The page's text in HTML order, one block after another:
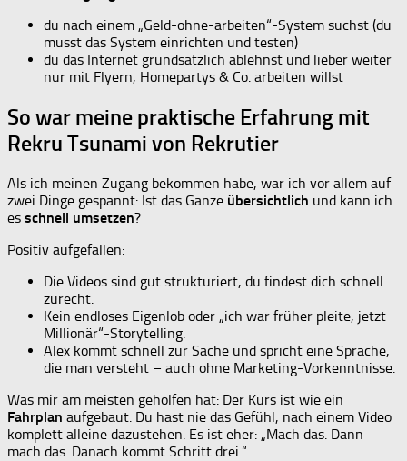
du nach einem „Geld-ohne-arbeiten“-System suchst (du
musst das System einrichten und testen)
du das Internet grundsätzlich ablehnst und lieber weiter
nur mit Flyern, Homepartys & Co. arbeiten willst
So war meine praktische Erfahrung mit
Rekru Tsunami von Rekrutier
Als ich meinen Zugang bekommen habe, war ich vor allem auf
zwei Dinge gespannt: Ist das Ganze übersichtlich und kann ich
es schnell umsetzen?
Positiv aufgefallen:
Die Videos sind gut strukturiert, du findest dich schnell
zurecht.
Kein endloses Eigenlob oder „ich war früher pleite, jetzt
Millionär“-Storytelling.
Alex kommt schnell zur Sache und spricht eine Sprache,
die man versteht – auch ohne Marketing-Vorkenntnisse.
Was mir am meisten geholfen hat: Der Kurs ist wie ein
Fahrplan aufgebaut. Du hast nie das Gefühl, nach einem Video
komplett alleine dazustehen. Es ist eher: „Mach das. Dann
mach das. Danach kommt Schritt drei.“